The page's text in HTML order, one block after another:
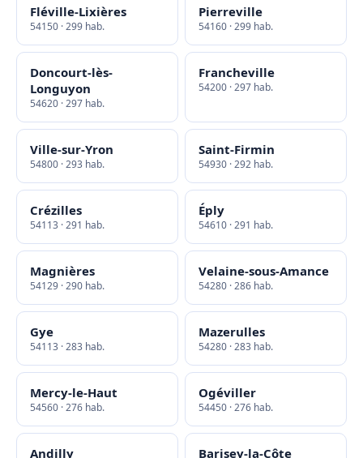
Fléville-Lixières
54150 · 299 hab.
Pierreville
54160 · 299 hab.
Doncourt-lès-
Longuyon
54620 · 297 hab.
Francheville
54200 · 297 hab.
Ville-sur-Yron
54800 · 293 hab.
Saint-Firmin
54930 · 292 hab.
Crézilles
54113 · 291 hab.
Éply
54610 · 291 hab.
Magnières
54129 · 290 hab.
Velaine-sous-Amance
54280 · 286 hab.
Gye
54113 · 283 hab.
Mazerulles
54280 · 283 hab.
Mercy-le-Haut
54560 · 276 hab.
Ogéviller
54450 · 276 hab.
Andilly Barisey-la-Côte